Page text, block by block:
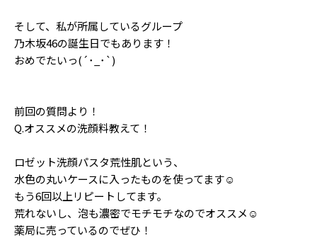
Seventeenについて
ST member
新規会員登録・ログイン
そして、私が所属しているグループ
乃木坂46の誕生日でもあります！
おめでたいっ(´･_･`)
前回の質問より！
Q.オススメの洗顔料教えて！
ロゼット洗顔パスタ荒性肌という、
水色の丸いケースに入ったものを使ってます☺️︎
もう6回以上リピートしてます。
荒れないし、泡も濃密でモチモチなのでオススメ☺️︎
薬局に売っているのでぜひ！